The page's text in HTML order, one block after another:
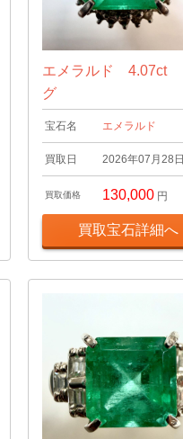
エメラルド 4.07ct
グ
宝石名 エメラルド
買取日 2026年07月28
買取価格 130,000 円
買取宝石詳細へ